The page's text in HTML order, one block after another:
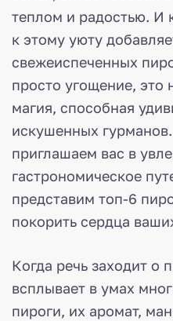
теплом и радостью. И
к этому уюту
свежеиспеченных
просто угощение, это
магия, способная
искушенных
приглашаем вас в
гастрономическое
представим топ-6
покорить сердца
Когда речь заходит о
всплывает в умах
пироги, их аромат,